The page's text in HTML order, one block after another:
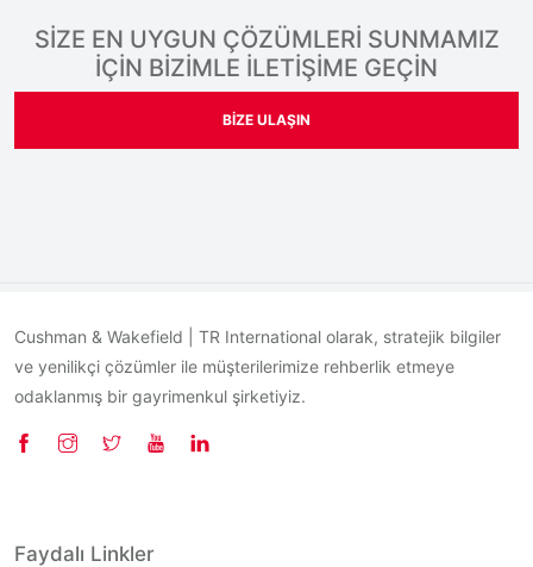
SİZE EN UYGUN ÇÖZÜMLERİ SUNMAMIZ
İÇİN BİZİMLE İLETİŞİME GEÇİN
BIZE ULAŞIN
Cushman & Wakefield | TR International olarak, stratejik bilgiler
ve yenilikçi çözümler ile müşterilerimize rehberlik etmeye
odaklanmış bir gayrimenkul şirketiyiz.
Faydalı Linkler